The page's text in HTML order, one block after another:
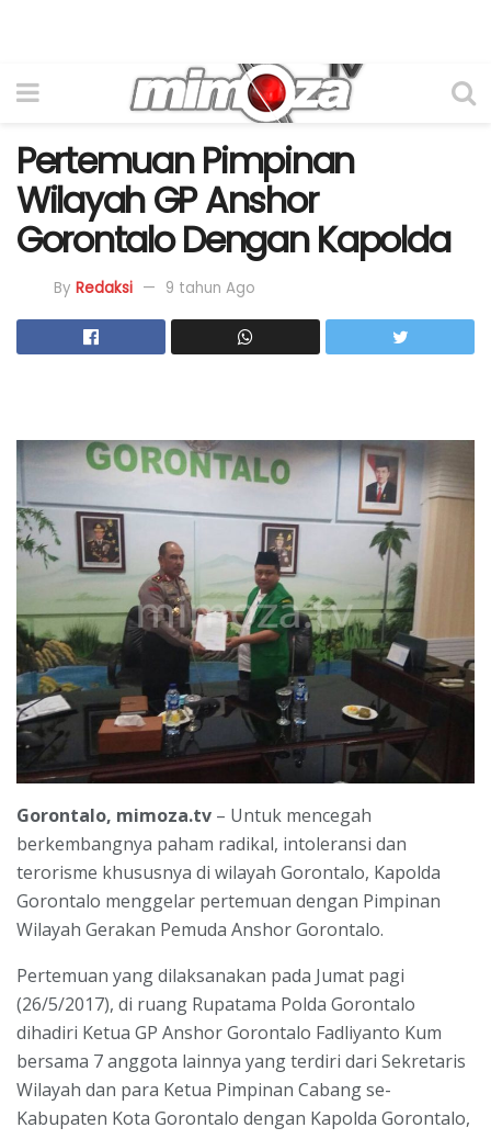
Pertemuan Pimpinan
Wilayah GP Anshor
Gorontalo Dengan Kapolda
By Redaksi 9 tahun Ago
Gorontalo, mimoza.tv – Untuk mencegah
berkembangnya paham radikal, intoleransi dan
terorisme khususnya di wilayah Gorontalo, Kapolda
Gorontalo menggelar pertemuan dengan Pimpinan
Wilayah Gerakan Pemuda Anshor Gorontalo.
Pertemuan yang dilaksanakan pada Jumat pagi
(26/5/2017), di ruang Rupatama Polda Gorontalo
dihadiri Ketua GP Anshor Gorontalo Fadliyanto Kum
bersama 7 anggota lainnya yang terdiri dari Sekretaris
Wilayah dan para Ketua Pimpinan Cabang se-
Kabupaten Kota Gorontalo dengan Kapolda Gorontalo,